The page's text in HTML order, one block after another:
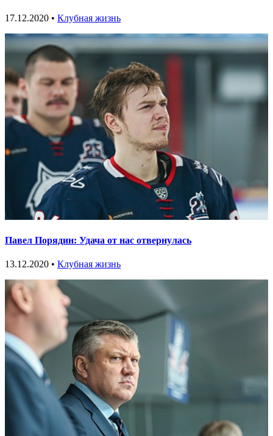
17.12.2020 • Клубная жизнь
Павел Порядин: Удача от нас отвернулась
13.12.2020 • Клубная жизнь